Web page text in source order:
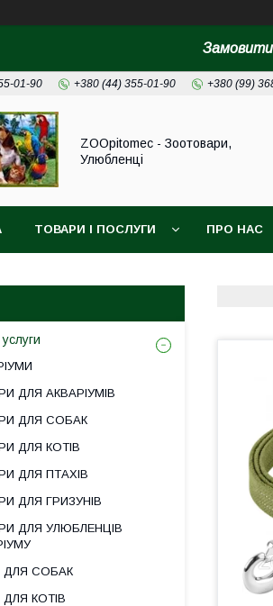
01-90 +380 (44) 355-01-90 +380 (99)
ZOOpitomec - Зоотовари,
Улюбленці
ТОВАРИ І ПОСЛУГИ ПРО НАС
ДЛЯ АКВАРІУМІВ
ДЛЯ СОБАК
ДЛЯ КОТІВ
ДЛЯ ПТАХІВ
ДЛЯ ГРИЗУНІВ
ДЛЯ УЛЮБЛЕНЦІВ
ДЛЯ СОБАК
КОТІВ